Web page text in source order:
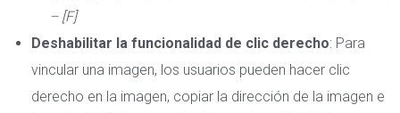
– [F]
Deshabilitar la funcionalidad de clic derecho: Para
vincular una imagen, los usuarios pueden hacer clic
derecho en la imagen, copiar la dirección de la imagen e